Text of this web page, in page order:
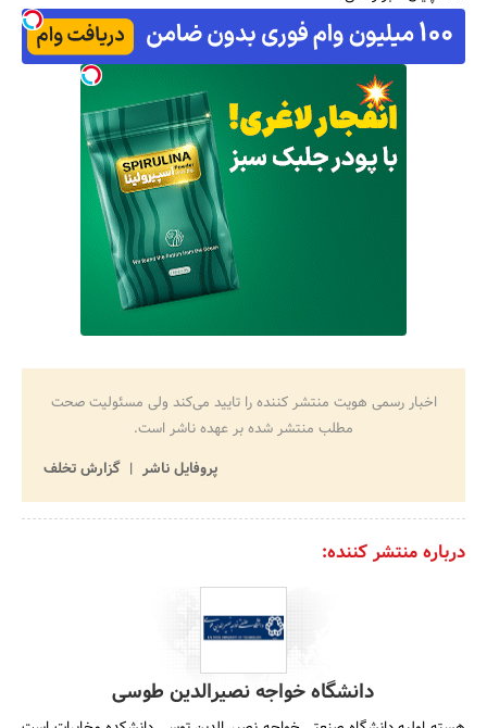
اخبار رسمی هویت منتشر کننده را تایید می‌کند ولی مسئولیت صحت
مطلب منتشر شده بر عهده ناشر است.
پروفایل ناشر
گزارش تخلف
درباره منتشر کننده:
دانشگاه خواجه نصیرالدین طوسی